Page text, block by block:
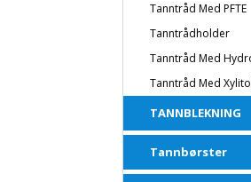
Tanntråd Med PFTE
Tanntrådholder
Tanntråd Med
Tanntråd Med
TANNBLEKNING
Tannbørster